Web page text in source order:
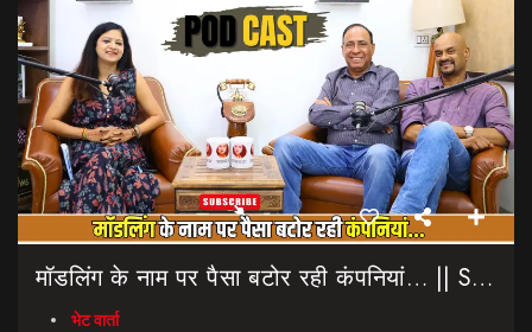
मॉडलिंग के नाम पर पैसा बटोर रही कंपनियां… || Sinmit Communications || Miss Uttarakhand 2026
भेट वार्ता